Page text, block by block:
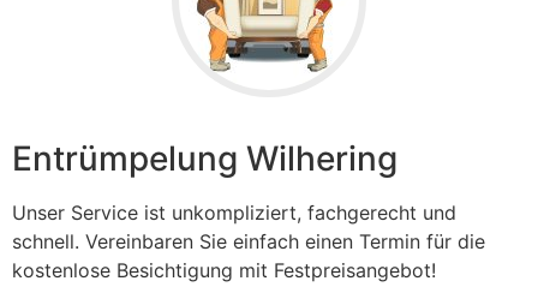
Entrümpelung Wilhering
Unser Service ist unkompliziert, fachgerecht und
schnell. Vereinbaren Sie einfach einen Termin für die
kostenlose Besichtigung mit Festpreisangebot!